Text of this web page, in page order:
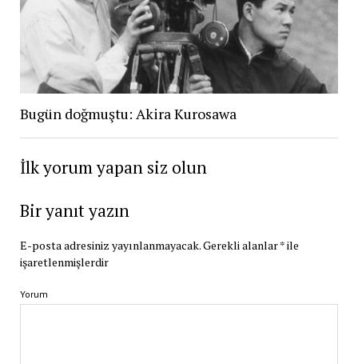
Bugün doğmuştu: Akira Kurosawa
İlk yorum yapan siz olun
Bir yanıt yazın
E-posta adresiniz yayınlanmayacak.Gerekli alanlar*ile
işaretlenmişlerdir
Yorum